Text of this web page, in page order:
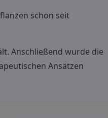
schon seit
Anschließend wurde die
Ansätzen